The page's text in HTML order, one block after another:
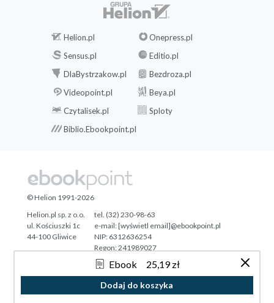
Ebook 25,19 zł
Dodaj do koszyka
Helion.pl
Onepress.pl
Sensus.pl
Editio.pl
DlaBystrzakow.pl
Bezdroza.pl
Videopoint.pl
Beya.pl
Czytalisek.pl
Sploty
Biblio.Ebookpoint.pl
Tonik.pl
© Helion 1991-2026
Helion.pl sp. z o.o.
ul. Kościuszki 1c
44-100 Gliwice
tel. (32) 230-98-63
e-mail:[wyświetl email]@ebookpoint.pl
NIP: 6312636254
Regon: 241989027